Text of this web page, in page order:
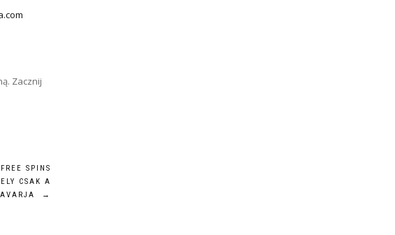
Zacznij
SPINS
CSAK A
→